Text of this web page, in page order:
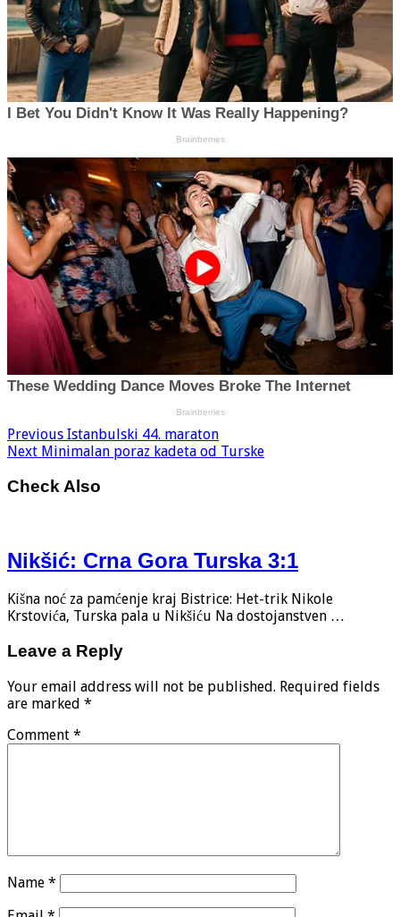
Previous Istanbulski 44. maraton
Next Minimalan poraz kadeta od Turske
Check Also
Nikšić: Crna Gora Turska 3:1
Kišna noć za pamćenje kraj Bistrice: Het-trik Nikole
Krstovića, Turska pala u Nikšiću Na dostojanstven …
Leave a Reply
Your email address will not be published. Required fields
are marked *
Comment *
Name *